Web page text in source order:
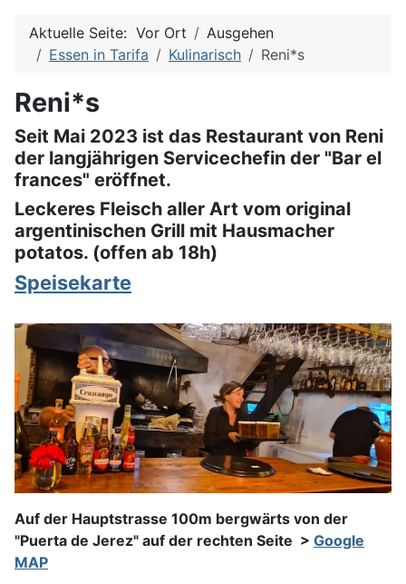
Aktuelle Seite: Vor Ort
Ausgehen
Essen in Tarifa
Kulinarisch Reni*s
Reni*s
Seit Mai 2023 ist das Restaurant von Reni
der langjährigen Servicechefin der "Bar el
frances" eröffnet.
Leckeres Fleisch aller Art vom original
argentinischen Grill mit Hausmacher
potatos. (offen ab 18h)
Speisekarte
Auf der Hauptstrasse 100m bergwärts von der
"Puerta de Jerez" auf der rechten Seite > Google
MAP